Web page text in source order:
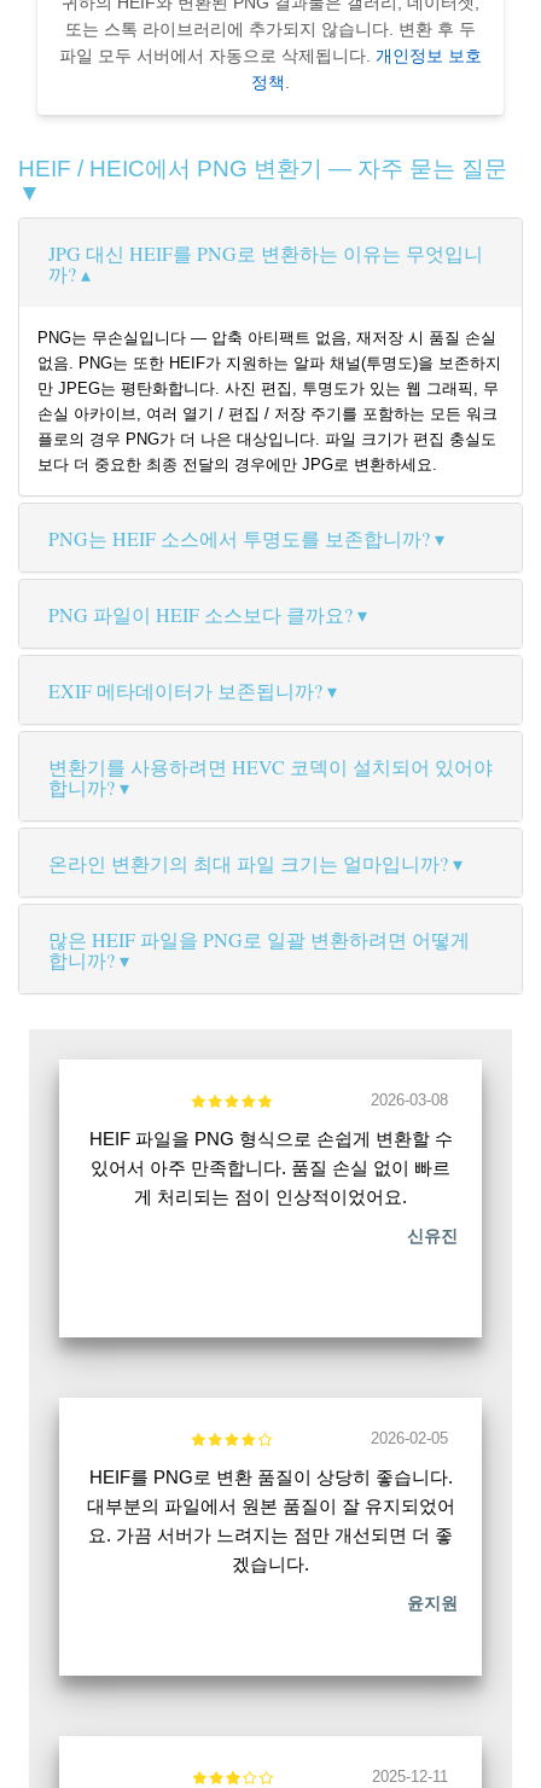
또는 스톡 라이브러리에 추가되지 않습니다. 변환 후 두
파일 모두 서버에서 자동으로 삭제됩니다. 개인정보 보호
정책.
HEIF / HEIC에서 PNG 변환기 — 자주 묻는 질문
▼
JPG 대신 HEIF를 PNG로 변환하는 이유는 무엇입니
까?
PNG는 무손실입니다 — 압축 아티팩트 없음, 재저장 시 품질 손실
없음. PNG는 또한 HEIF가 지원하는 알파 채널(투명도)을 보존하지
만 JPEG는 평탄화합니다. 사진 편집, 투명도가 있는 웹 그래픽, 무
손실 아카이브, 여러 열기 / 편집 / 저장 주기를 포함하는 모든 워크
플로의 경우 PNG가 더 나은 대상입니다. 파일 크기가 편집 충실도
보다 더 중요한 최종 전달의 경우에만 JPG로 변환하세요.
PNG는 HEIF 소스에서 투명도를 보존합니까?
PNG 파일이 HEIF 소스보다 클까요?
EXIF 메타데이터가 보존됩니까?
변환기를 사용하려면 HEVC 코덱이 설치되어 있어야
합니까?
온라인 변환기의 최대 파일 크기는 얼마입니까?
많은 HEIF 파일을 PNG로 일괄 변환하려면 어떻게
합니까?
2026-03-08
HEIF 파일을 PNG 형식으로 손쉽게 변환할 수
있어서 아주 만족합니다. 품질 손실 없이 빠르
게 처리되는 점이 인상적이었어요.
신유진
2026-02-05
HEIF를 PNG로 변환 품질이 상당히 좋습니다.
대부분의 파일에서 원본 품질이 잘 유지되었어
요. 가끔 서버가 느려지는 점만 개선되면 더 좋
겠습니다.
윤지원
2025-12-11